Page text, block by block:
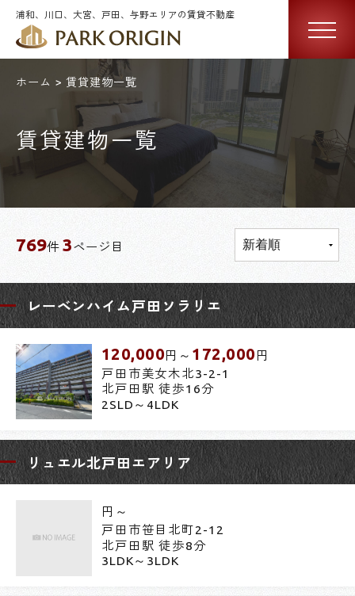
浦和、川口、大宮、戸田、与野エリアの賃貸不動産
ホーム 賃貸建物一覧
賃貸建物一覧
769件3ページ目
レーベンハイム戸田ソラリエ
120,000 円～ 172,000 円
戸田市美女木北3-2-1
北戸田駅 徒歩16分
2SLD～4LDK
リュエル北戸田エアリア
円～
戸田市笹目北町2-12
北戸田駅 徒歩8分
3LDK～3LDK